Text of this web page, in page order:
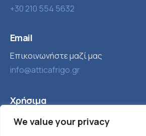
We value your privacy
+30 210 554 5632
Email
Επικοινωνήστε μαζί μας
info@atticafrigo.gr
Χρήσιμα
Εταιρία